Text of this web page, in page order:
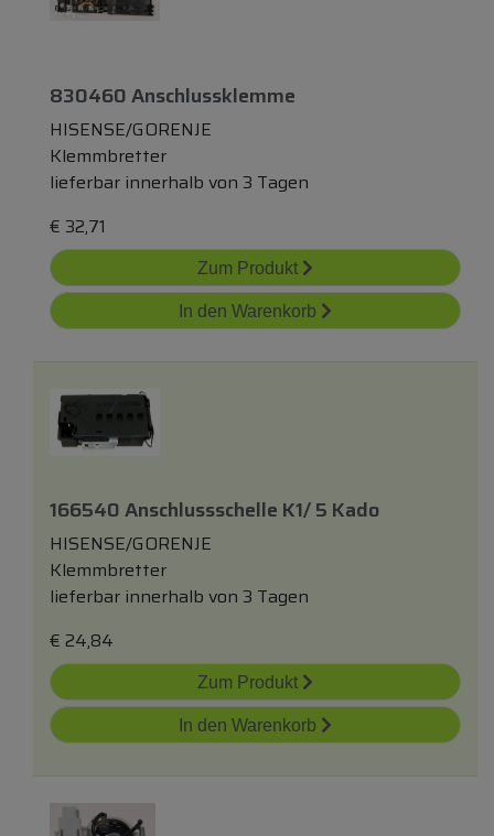
830460 Anschlussklemme
HISENSE/GORENJE
Klemmbretter
lieferbar innerhalb von 3 Tagen
€ 32,71
Zum Produkt
In den Warenkorb
166540 Anschlussschelle K1/ 5 Kado
HISENSE/GORENJE
Klemmbretter
lieferbar innerhalb von 3 Tagen
€ 24,84
Zum Produkt
In den Warenkorb